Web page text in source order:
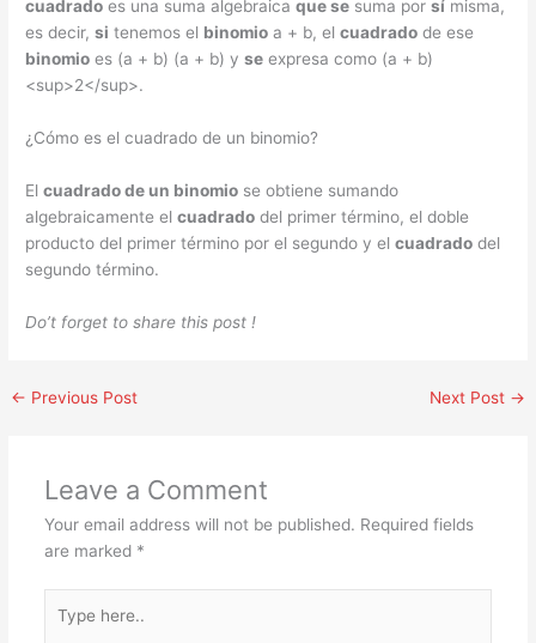
cuadrado es una suma algebraicaque se suma porsí misma,
es decir,si tenemos el binomio a + b, elcuadrado de ese
binomio es (a + b) (a + b) yse expresa como (a + b)
<sup>2</sup>.
¿Cómo es el cuadrado de un binomio?
Elcuadrado de un binomio se obtiene sumando
algebraicamente elcuadrado del primer término, el doble
producto del primer término por el segundo y elcuadrado del
segundo término.
Do’t forget to share this post !
← Previous Post Next Post →
Leave a Comment
Your email address will not be published. Required fields
are marked *
here..